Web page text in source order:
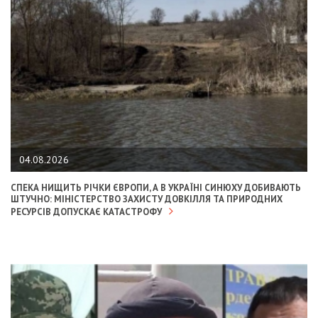
04.08.2026
СПЕКА НИЩИТЬ РІЧКИ ЄВРОПИ, А В УКРАЇНІ СИНЮХУ ДОБИВАЮТЬ
ШТУЧНО: МІНІСТЕРСТВО ЗАХИСТУ ДОВКІЛЛЯ ТА ПРИРОДНИХ
РЕСУРСІВ ДОПУСКАЄ КАТАСТРОФУ